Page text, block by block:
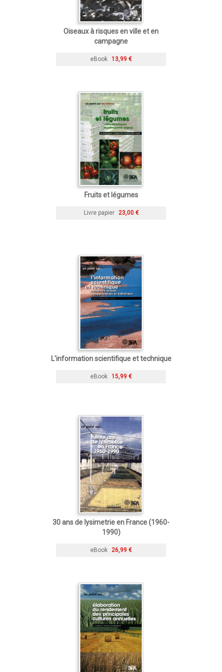
Oiseaux à risques en ville et en
campagne
eBook 13,99 €
Fruits et légumes
Livre papier 23,00 €
L'information scientifique et technique
eBook 15,99 €
30 ans de lysimetrie en France (1960-
1990)
eBook 26,99 €